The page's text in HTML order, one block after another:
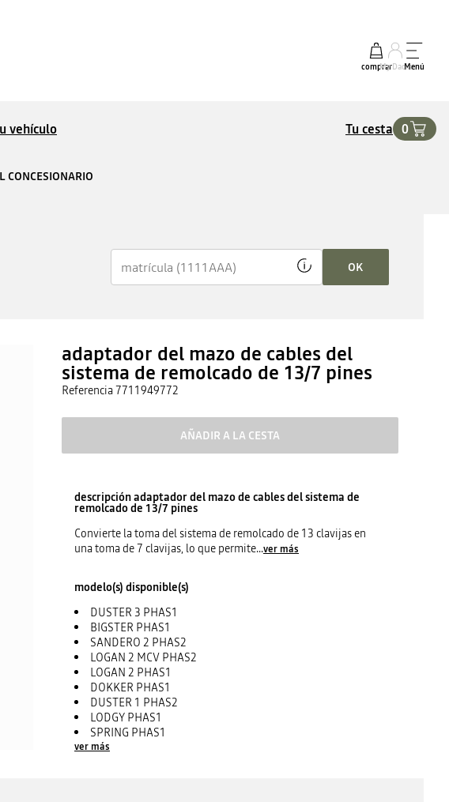
comprarMy DaciaMenú
vehículo Tu cesta 0
CONCESIONARIO
OK
adaptador del mazo de cables del
sistema de remolcado de 13/7 pines
Referencia7711949772
AÑADIR A LA CESTA
descripciónadaptador del mazo de cables del sistema de
remolcado de 13/7 pines
Convierte la toma del sistema de remolcado de 13 clavijas en
una toma de 7 clavijas, lo que permite...ver más
modelo(s) disponible(s)
DUSTER 3 PHAS1
BIGSTER PHAS1
SANDERO 2 PHAS2
LOGAN 2 MCV PHAS2
LOGAN 2 PHAS1
DOKKER PHAS1
DUSTER 1 PHAS2
LODGY PHAS1
SPRING PHAS1
ver más